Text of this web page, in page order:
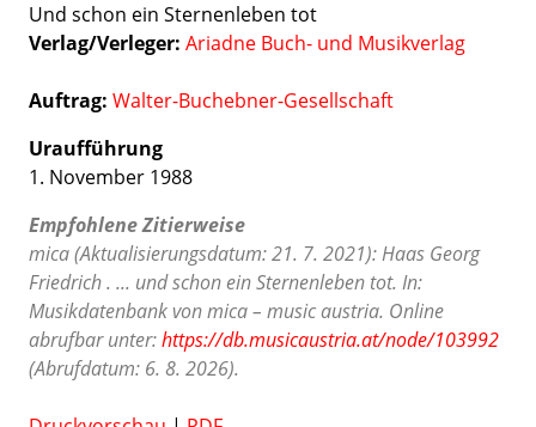
Und schon ein Sternenleben tot
Verlag/Verleger Ariadne Buch- und Musikverlag
Auftrag: Walter-Buchebner-Gesellschaft
Uraufführung
1. November 1988
Empfohlene Zitierweise
mica (Aktualisierungsdatum: 21. 7. 2021): Haas Georg
Friedrich . ... und schon ein Sternenleben tot. In:
Musikdatenbank von mica – music austria. Online
abrufbar unter:https://db.musicaustria.at/node/103992
(Abrufdatum: 6. 8. 2026).